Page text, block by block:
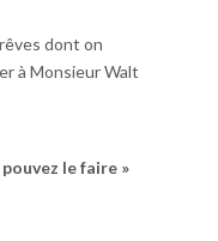
dont on
à Monsieur Walt
le faire »